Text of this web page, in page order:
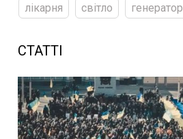
лікарня
світло генератор
СТАТТІ